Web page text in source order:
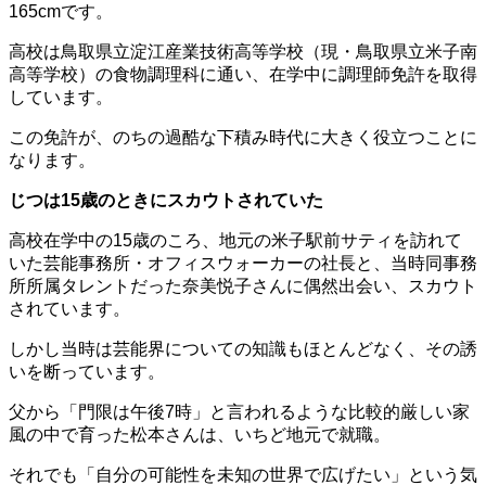
165cmです。
高校は鳥取県立淀江産業技術高等学校（現・鳥取県立米子南
高等学校）の食物調理科に通い、在学中に調理師免許を取得
しています。
この免許が、のちの過酷な下積み時代に大きく役立つことに
なります。
じつは15歳のときにスカウトされていた
高校在学中の15歳のころ、地元の米子駅前サティを訪れて
いた芸能事務所・オフィスウォーカーの社長と、当時同事務
所所属タレントだった奈美悦子さんに偶然出会い、スカウト
されています。
しかし当時は芸能界についての知識もほとんどなく、その誘
いを断っています。
父から「門限は午後7時」と言われるような比較的厳しい家
風の中で育った松本さんは、いちど地元で就職。
それでも「自分の可能性を未知の世界で広げたい」という気